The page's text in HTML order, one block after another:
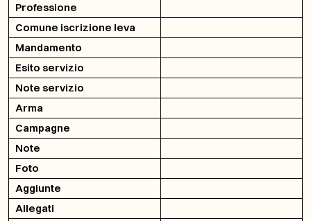
Professione
Comune iscrizione leva
Mandamento
Esito servizio
Note servizio
Arma
Campagne
Note
Foto
Aggiunte
Allegati